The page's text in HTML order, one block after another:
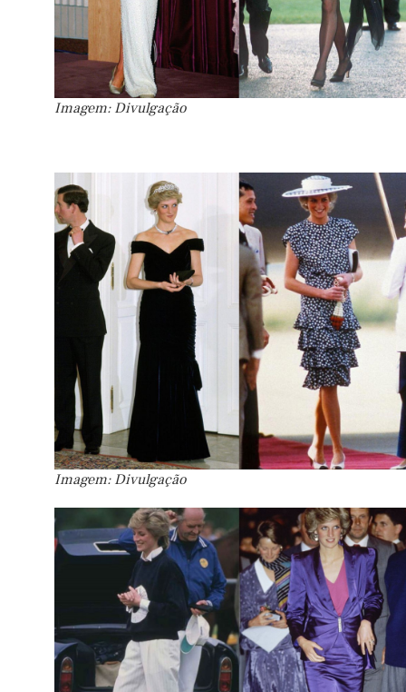
Imagem: Divulgação
Imagem: Divulgação